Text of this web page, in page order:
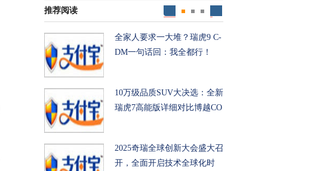
推荐阅读
全家人要求一大堆？瑞虎9 C-
DM一句话回：我全都行！
10万级品质SUV大决选：全新
瑞虎7高能版详细对比博越CO
2025奇瑞全球创新大会盛大召
开，全面开启技术全球化时